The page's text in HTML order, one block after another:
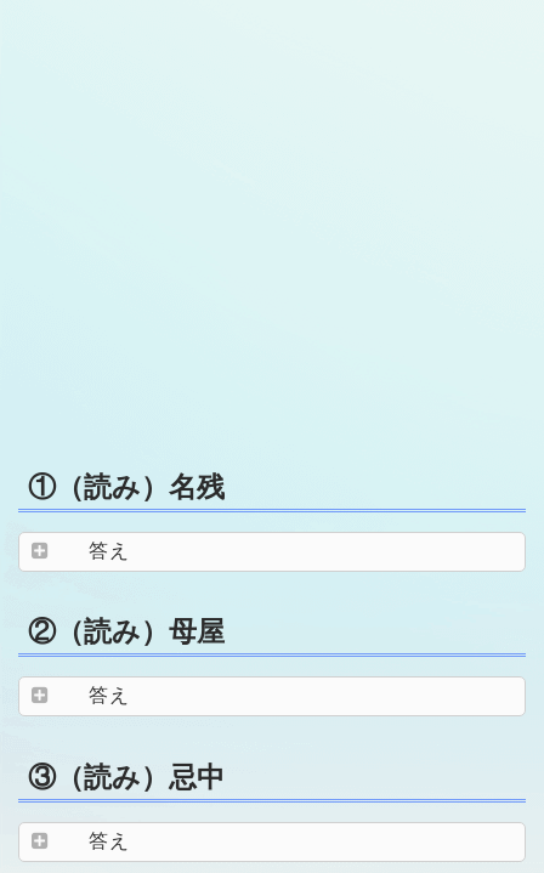
①（読み）名残
答え
②（読み）母屋
答え
③（読み）忌中
答え